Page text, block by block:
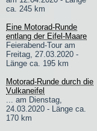
ca. 245 km
Eine Motorad-Runde
entlang der Eifel-Maare
Feierabend-Tour am
Freitag, 27.03.2020 -
Länge ca. 195 km
Motorad-Runde durch die
Vulkaneifel
... am Dienstag,
24.03.2020 - Länge ca.
170 km